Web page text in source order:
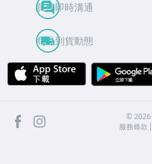
買賣即時溝通
商品到貨動態
APP Store
facebook ©2026
服務條款